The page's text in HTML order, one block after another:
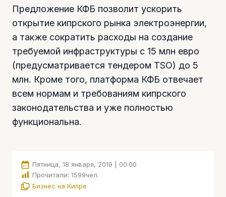
Предложение КФБ позволит ускорить
открытие кипрского рынка электроэнергии,
а также сократить расходы на создание
требуемой инфраструктуры с 15 млн евро
(предусматривается тендером TSO) до 5
млн. Кроме того, платформа КФБ отвечает
всем нормам и требованиям кипрского
законодательства и уже полностью
функциональна.
Пятница, 18 января, 2019 | 00:00
Прочитали: 1599чел.
Бизнес на Кипре